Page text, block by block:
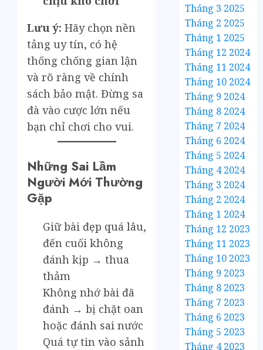
Lưu ý: Hãy chọn nền
tảng uy tín, có hệ
thống chống gian lận
và rõ ràng về chính
sách bảo mật. Đừng sa
đà vào cược lớn nếu
bạn chỉ chơi cho vui.
Những Sai Lầm
Người Mới Thường
Gặp
Giữ bài đẹp quá lâu,
đến cuối không
đánh kịp → thua
thảm
Không nhớ bài đã
đánh → bị chặt oan
hoặc đánh sai nước
Quá tự tin vào sảnh
Tháng 3 2025
Tháng 2 2025
Tháng 1 2025
Tháng 12 2024
Tháng 11 2024
Tháng 10 2024
Tháng 9 2024
Tháng 8 2024
Tháng 7 2024
Tháng 6 2024
Tháng 5 2024
Tháng 4 2024
Tháng 3 2024
Tháng 2 2024
Tháng 1 2024
Tháng 12 2023
Tháng 11 2023
Tháng 10 2023
Tháng 9 2023
Tháng 8 2023
Tháng 7 2023
Tháng 6 2023
Tháng 5 2023
Tháng 4 2023